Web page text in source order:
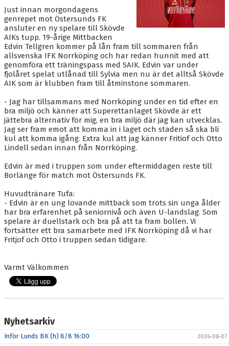
BLI MEDLEM
KALENDER
VÅRA LAG/TRÄNARE
GAMLA AIK
Just innan morgondagens
genrepet mot Östersunds FK
ansluter en ny spelare till Skövde
AIKs tupp. 19-årige Mittbacken
Edvin Tellgren kommer på lån fram till sommaren från
allsvenska IFK Norrköping och har redan hunnit med att
genomföra ett träningspass med SAIK. Edvin var under
fjolåret spelat utlånad till Sylvia men nu är det alltså Skövde
AIK som är klubben fram till åtminstone sommaren.
- Jag har tillsammans med Norrköping under en tid efter en
bra miljö och känner att Superettanlaget Skövde är ett
jättebra alternativ för mig, en bra miljö där jag kan utvecklas.
Jag ser fram emot att komma in i laget och staden så ska bli
kul att komma igång. Extra kul att jag känner Fritiof och Otto
Lindell sedan innan från Norrköping.
Edvin är med i truppen som under eftermiddagen reste till
Borlänge för match mot Östersunds FK.
Huvudtränare Tufa:
- Edvin är en ung lovande mittback som trots sin unga ålder
har bra erfarenhet på seniornivå och även U-landslag. Som
spelare är duellstark och bra på att ta fram bollen. Vi
fortsätter ett bra samarbete med IFK Norrköping då vi har
Fritjof och Otto i truppen sedan tidigare.
Varmt Välkommen
Nyhetsarkiv
Inför Lunds BK (h) 8/8 16:00 2026-08-07